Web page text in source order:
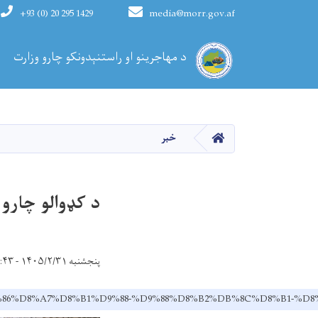
د مهاجرینو او راستنېدونکو چارو وزارت
media@morr.gov.af
+93 (0) 20 295 1429
Main navigation
کورپاڼه خبر
د کډوالو
پنجشنبه ۱۴۰۵/۲/۳۱ - ۸:۴۳
%D9%88%D8%B2%DB%8C%D8%B1-